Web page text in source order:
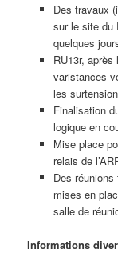
Des travaux
sur le site du
quelques
RU13r,
varistances
les
Finalisation
logique en
Mise place
relais de
Des
mises en
salle de
Informations